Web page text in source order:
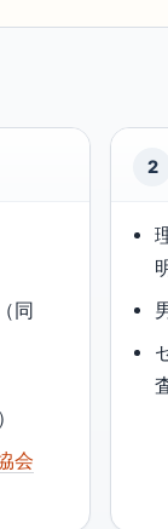
同
）
会
2